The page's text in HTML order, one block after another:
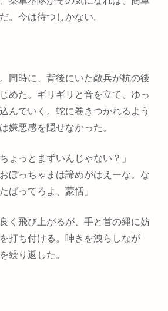
。今は待つしかない。
同時に、背後にいた敵兵が杭の後
めた。ギリギリと音を立て、ゆっ
んでいく。蛇に巻きつかれるよう
嫌悪感を隠せなかった。
ょっとまずいんじゃない？」
ぼっちゃまは諦めがはえーな。な
ばってろよ、蒙恬」
く飛び上がるが、手と首の縄に妨
打ち付ける。呻きを洩らしなが
繰り返した。